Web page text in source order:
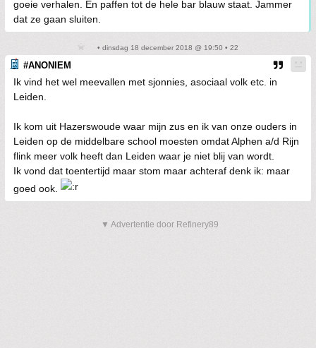
goeie verhalen. En paffen tot de hele bar blauw staat. Jammer
dat ze gaan sluiten.
• dinsdag 18 december 2018 @ 19:50 • 22
#ANONIEM
Ik vind het wel meevallen met sjonnies, asociaal volk etc. in
Leiden.
Ik kom uit Hazerswoude waar mijn zus en ik van onze ouders in
Leiden op de middelbare school moesten omdat Alphen a/d Rijn
flink meer volk heeft dan Leiden waar je niet blij van wordt.
Ik vond dat toentertijd maar stom maar achteraf denk ik: maar
goed ook.
▼ Advertentie door Refinery89